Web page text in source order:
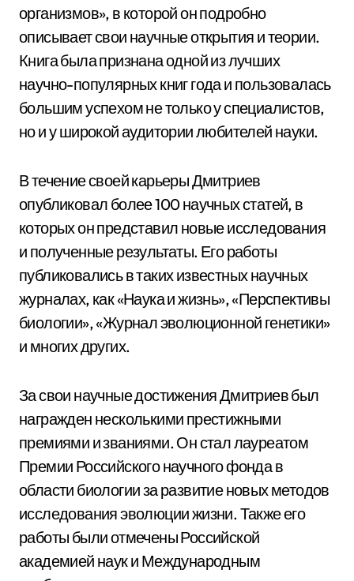
организмов», в которой он подробно
описывает свои научные открытия и теории.
Книга была признана одной из лучших
научно-популярных книг года и пользовалась
большим успехом не только у специалистов,
но и у широкой аудитории любителей науки.
В течение своей карьеры Дмитриев
опубликовал более 100 научных статей, в
которых он представил новые исследования
и полученные результаты. Его работы
публиковались в таких известных научных
журналах, как «Наука и жизнь», «Перспективы
биологии», «Журнал эволюционной генетики»
и многих других.
За свои научные достижения Дмитриев был
награжден несколькими престижными
премиями и званиями. Он стал лауреатом
Премии Российского научного фонда в
области биологии за развитие новых методов
исследования эволюции жизни. Также его
работы были отмечены Российской
академией наук и Международным